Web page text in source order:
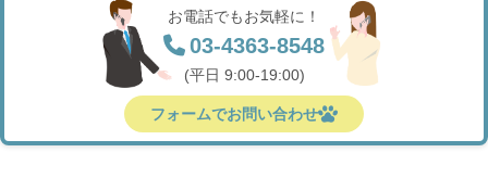
お電話でもお気軽に！
03-4363-8548
(平日 9:00-19:00)
フォームでお問い合わせ